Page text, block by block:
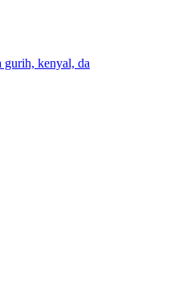
gurih, kenyal, da